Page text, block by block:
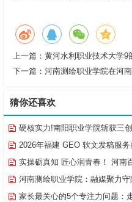
上一篇： 黄河水利职业技术大学9
下一篇： 河南测绘职业学院在河
猜你还喜欢
硬核实力!南阳职业学院斩获三
2026年福建 GEO 软文发稿服务商｜
实操砺真知 匠心润青春！ 河南百名学
河南测绘职业学院：融媒聚力
家长最关心的5个专注力问题：